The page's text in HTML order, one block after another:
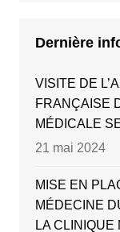
Dernière
VISITE DE
FRANÇAISE
MÉDICALE
21 mai 2024
MISE EN
MÉDECINE
LA